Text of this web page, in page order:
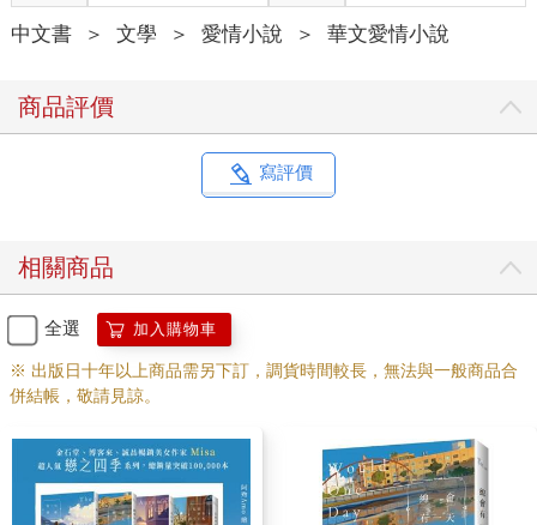
「黎莐！妳很幼稚欸！」他大吼，一邊揉著自己的肚子，我和涂
晶晶則是哈哈大笑。
華的高中生，臉上的紋路卻這麼多啊？
窗外的幾個女學生目標轉回向春日身上，在那兒竊竊私語。
晶睥睨了外面的女孩一眼，「妳說是不是啊？」然後轉而看我，
「那樣最好。」向春日笑了起來，而那個笑容，很輕鬆。
隨著上課鐘響，外頭的騷動也稍稍平息，我還是禁不住好奇心，
朝人群聚集處望去，清一色女學生擠在隔壁班的走廊上，直到隔
壁班老師到來，女學生們才依依不捨地離開。
「想必隔壁班的轉學生是宇宙無敵大帥哥吧！」坐在我左側的涂
晶晶用課本掩著嘴小聲對我說。
隔壁班來了個轉學生，這是全校都知道的大新聞，但是不是宇宙
無敵霹靂帥就不清楚了。
「看來我們的校園王子要失寵了。」我調侃向春日，他無所謂地
聳聳肩，擺明不放在心上。
中文書 ＞ 文學 ＞ 愛情小說 ＞ 華文愛情小說
商品評價
寫評價
相關商品
全選 加入購物車
※ 出版日十年以上商品需另下訂，調貨時間較長，無法與一般商品合
併結帳，敬請見諒。